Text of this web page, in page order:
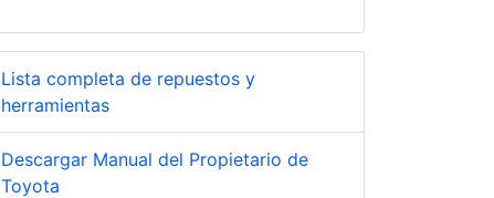
Lista completa de repuestos y
herramientas
Descargar Manual del Propietario de
Toyota